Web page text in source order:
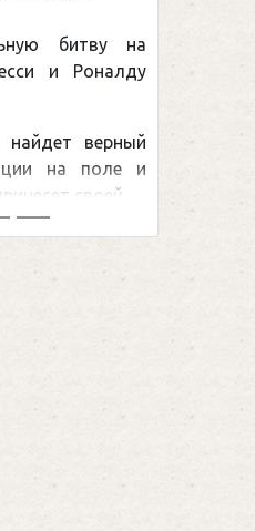
канадцу Уэйну
обсуждаемая
лет в мире.Перед
лиги — ...